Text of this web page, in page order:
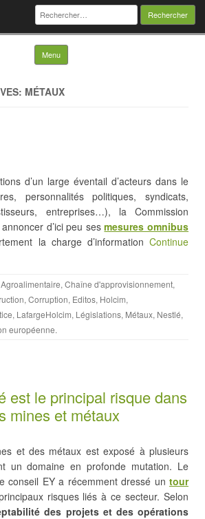
Rechercher :
Menu Skip to content
MÉTAUX
d’un large éventail d’acteurs dans le
personnalités politiques, syndicats,
entreprises…), la Commission
d’ici peu sesmesures omnibus
la charge d’information Continue
Agroalimentaire, Chaîne d'approvisionnement,
, Corruption, Editos, Holcim,
, LafargeHolcim, Législations, Métaux, Nestlé,
européenne.
est le principal risque dans
mines et métaux
et des métaux est exposé à plusieurs
un domaine en profonde mutation. Le
conseil EY a récemment dressé un tour
risques liés à ce secteur. Selon
des projets et des opérations